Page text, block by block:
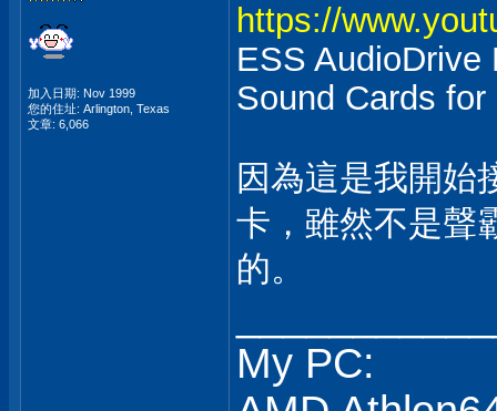
加入日期: Nov 1999
您的住址: Arlington, Texas
文章: 6,066
https://
ESS AudioDrive
Sound Cards
因為這是我開始
卡，雖然不是聲
的。
My PC: